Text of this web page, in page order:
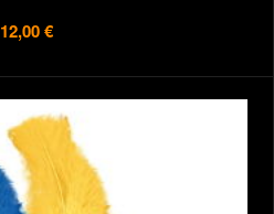
12,00 €